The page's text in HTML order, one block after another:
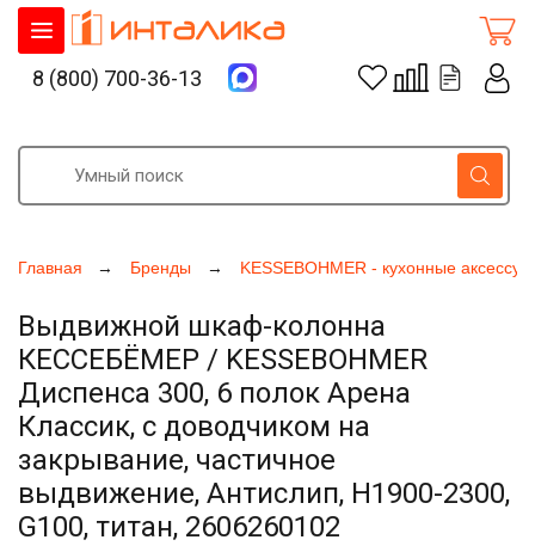
Главная Бренды KESSEBOHMER - кухонные
Выдвижной шкаф-колонна
КЕССЕБЁМЕР / KESSEBOHMER
Диспенса 300, 6 полок Арена
Классик, с доводчиком на
закрывание, частичное
выдвижение, Антислип, H1900-2300,
G100, титан, 2606260102
8 (800) 700-36-13